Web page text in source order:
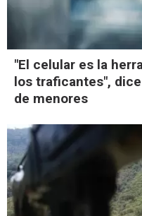
"El celular es la
los traficantes",
de menores